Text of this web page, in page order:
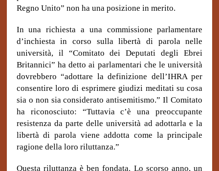
Regno Unito” non ha una posizione in merito.
In una richiesta a una commissione parlamentare
d’inchiesta in corso sulla libertà di parola nelle
università, il “Comitato dei Deputati degli Ebrei
Britannici” ha detto ai parlamentari che le università
dovrebbero “adottare la definizione dell’IHRA per
consentire loro di esprimere giudizi meditati su cosa
sia o non sia considerato antisemitismo.” Il Comitato
ha riconosciuto: “Tuttavia c’è una preoccupante
resistenza da parte delle università ad adottarla e la
libertà di parola viene addotta come la principale
ragione della loro riluttanza.”
Questa riluttanza è ben fondata. Lo scorso anno, un